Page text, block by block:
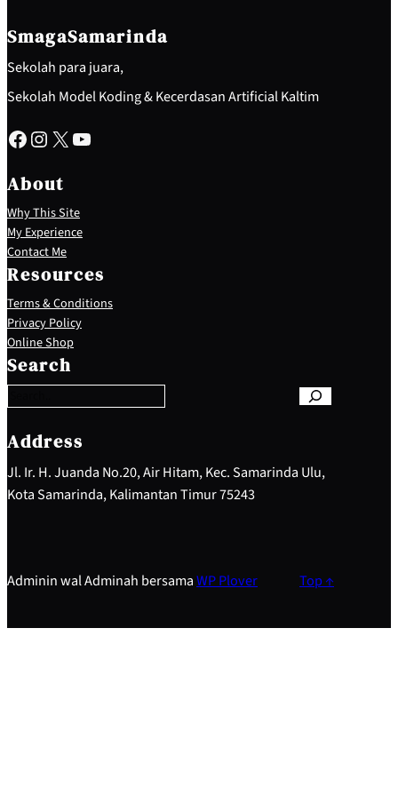
SmagaSamarinda
Sekolah para juara,
Sekolah Model Koding & Kecerdasan Artificial Kaltim
Facebook Instagram X YouTube
About
Why This Site
My Experience
Contact Me
Resources
Terms & Conditions
Privacy Policy
Online Shop
Search
S
e
a
c
h
Address
Jl. Ir. H. Juanda No.20, Air Hitam, Kec. Samarinda Ulu,
Kota Samarinda, Kalimantan Timur 75243
Adminin wal Adminah bersamaWP Plover Top ↑